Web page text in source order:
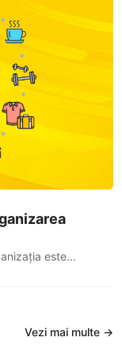
este...
Vezi mai multe →